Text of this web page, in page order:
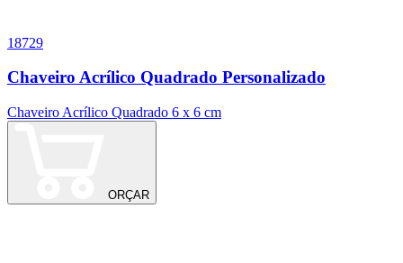
18729
Chaveiro Acrílico Quadrado Personalizado
Chaveiro Acrílico Quadrado 6 x 6 cm
ORÇAR